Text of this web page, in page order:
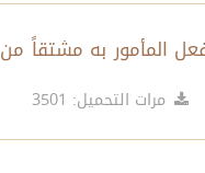
المأمور به
مرات التحميل: 3501